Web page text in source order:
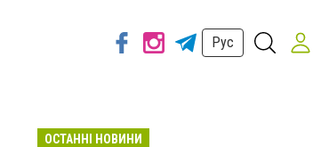
Рус
ОСТАННІ НОВИНИ